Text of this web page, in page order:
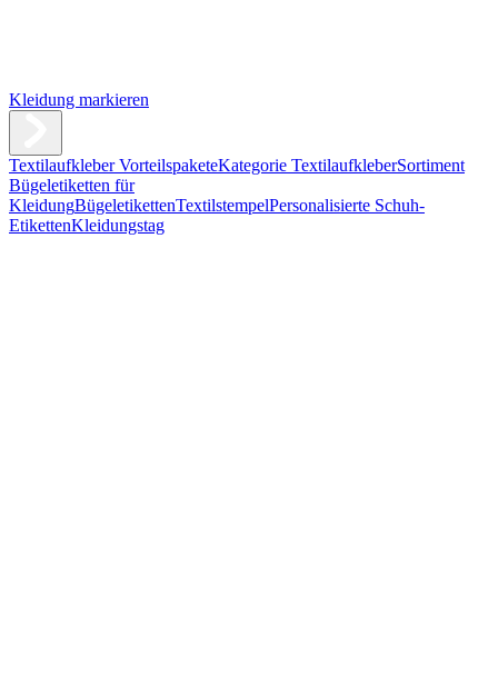
Kleidung markieren
Textilaufkleber VorteilspaketeKategorie TextilaufkleberSortiment
Bügeletiketten für
KleidungBügeletikettenTextilstempelPersonalisierte Schuh-
EtikettenKleidungstag